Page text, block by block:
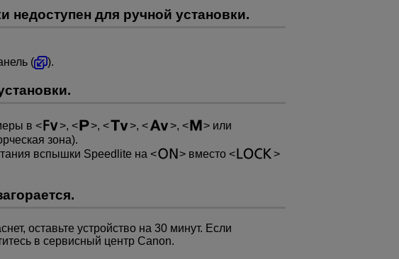
недоступен для ручной установки.
(
).
в , , , ,
или
зона).
вспышки Speedlite на
вместо
оставьте устройство на 30 минут. Если
в сервисный центр Canon.